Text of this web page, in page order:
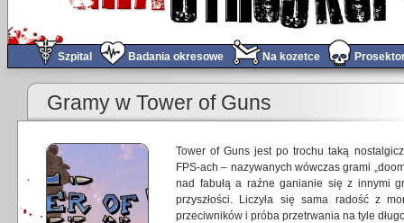
Szpital Badania okresowe Na kozetce
Gramy w Tower of Guns
Tower of Guns jest po trochu taką
FPS-ach – nazywanych wówczas grami
nad fabułą a raźne ganianie się z innymi
przyszłości. Liczyła się sama radość z
przeciwników i próba przetrwania na tyle